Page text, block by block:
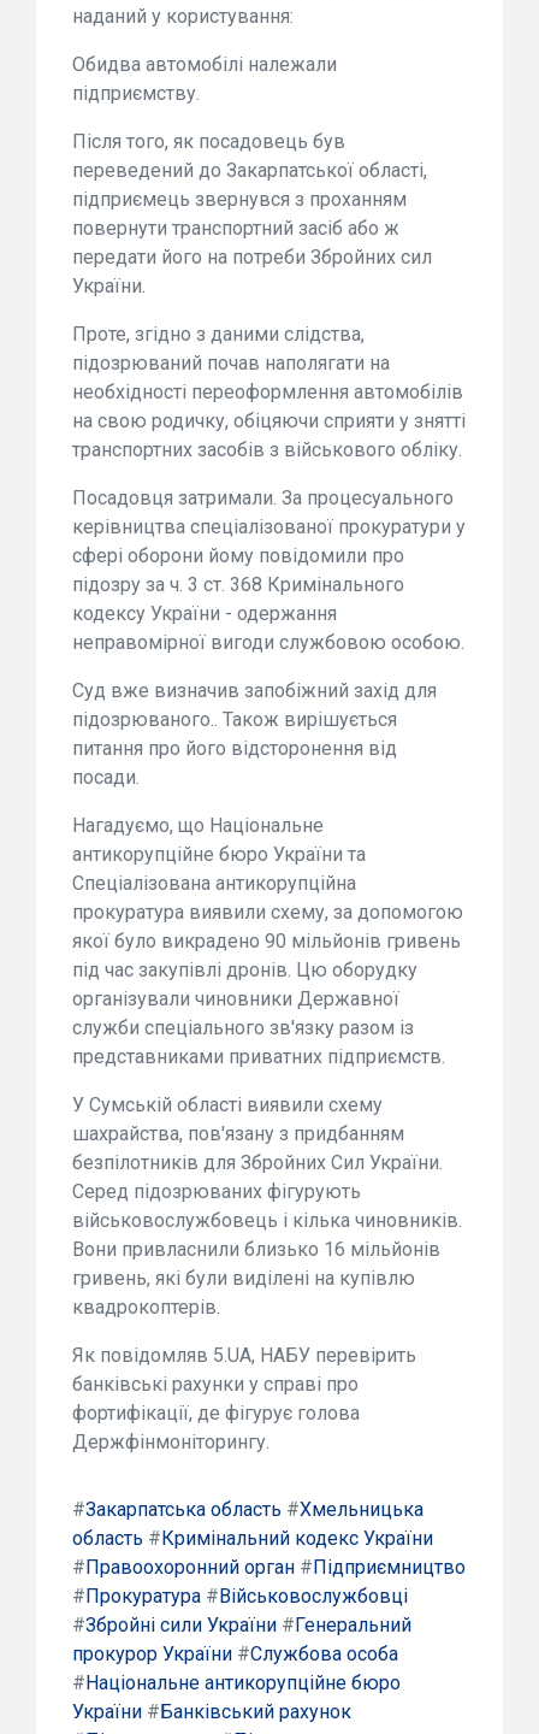
наданий у користування:
Обидва автомобілі належали
підприємству.
Після того, як посадовець був
переведений до Закарпатської області,
підприємець звернувся з проханням
повернути транспортний засіб або ж
передати його на потреби Збройних сил
України.
Проте, згідно з даними слідства,
підозрюваний почав наполягати на
необхідності переоформлення автомобілів
на свою родичку, обіцяючи сприяти у знятті
транспортних засобів з військового обліку.
Посадовця затримали. За процесуального
керівництва спеціалізованої прокуратури у
сфері оборони йому повідомили про
підозру за ч. 3 ст. 368 Кримінального
кодексу України - одержання
неправомірної вигоди службовою особою.
Суд вже визначив запобіжний захід для
підозрюваного.. Також вирішується
питання про його відсторонення від
посади.
Нагадуємо, що Національне
антикорупційне бюро України та
Спеціалізована антикорупційна
прокуратура виявили схему, за допомогою
якої було викрадено 90 мільйонів гривень
під час закупівлі дронів. Цю оборудку
організували чиновники Державної
служби спеціального зв'язку разом із
представниками приватних підприємств.
У Сумській області виявили схему
шахрайства, пов'язану з придбанням
безпілотників для Збройних Сил України.
Серед підозрюваних фігурують
військовослужбовець і кілька чиновників.
Вони привласнили близько 16 мільйонів
гривень, які були виділені на купівлю
квадрокоптерів.
Як повідомляв 5.UA, НАБУ перевірить
банківські рахунки у справі про
фортифікації, де фігурує голова
Держфінмоніторингу.
#Закарпатська область #Хмельницька
область #Кримінальний кодекс України
#Правоохоронний орган #Підприємництво
#Прокуратура #Військовослужбовці
#Збройні сили України #Генеральний
прокурор України #Службова особа
#Національне антикорупційне бюро
України #Банківський рахунок